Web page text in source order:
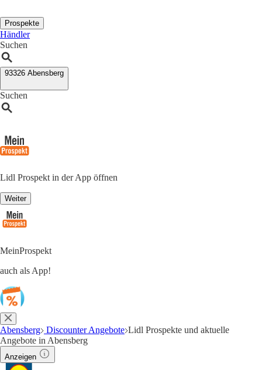
Prospekte
Händler
Suchen
93326 Abensberg
Suchen
Lidl Prospekt in der App öffnen
Weiter
MeinProspekt
auch als App!
Abensberg Discounter Angebote Lidl Prospekte und aktuelle
Angebote in Abensberg
Anzeigen